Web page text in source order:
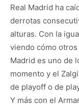
Real Madrid ha
derrotas
alturas. Con la
viendo cómo
Madrid es uno de
momento y el
de playoff o de
Y más con el